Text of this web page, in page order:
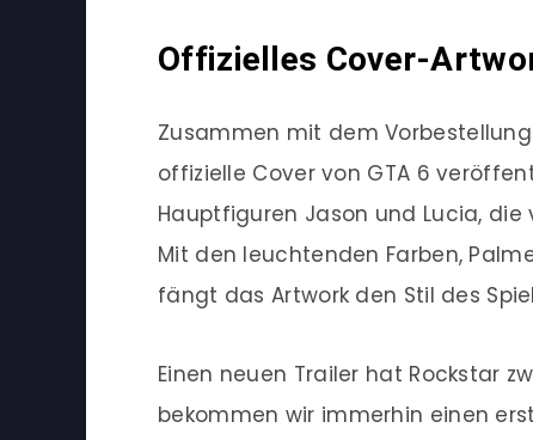
Offizielles Cover-
Zusammen mit dem
offizielle Cover von GTA 6
Hauptfiguren Jason und Lucia, die
Mit den leuchtenden Farben,
fängt das Artwork den Stil des
Einen neuen Trailer hat Rockstar
bekommen wir immerhin einen